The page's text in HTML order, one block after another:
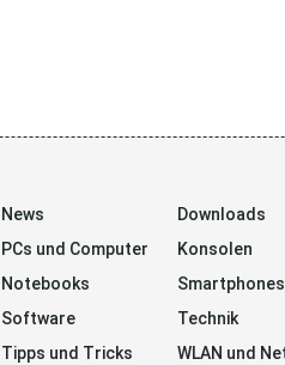
News
Downloads
PCs und Computer
Konsolen
Notebooks
Smartphones
Software
Technik
Tipps und Tricks
WLAN und